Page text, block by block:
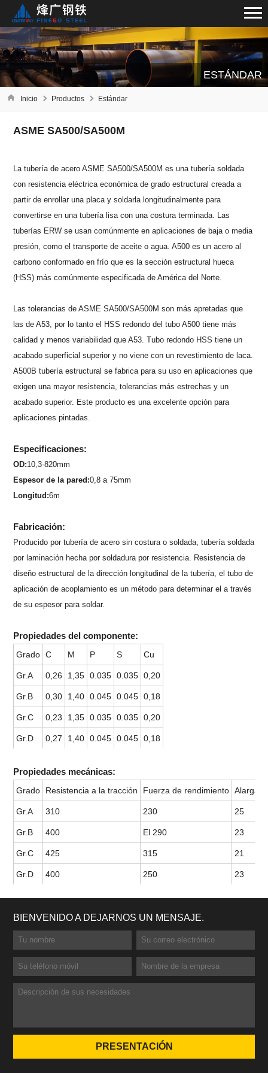
ESTÁNDAR
Inicio Productos Estándar
ASME SA500/SA500M
La tubería de acero ASME SA500/SA500M es una tubería soldada
con resistencia eléctrica económica de grado estructural creada a
partir de enrollar una placa y soldarla longitudinalmente para
convertirse en una tubería lisa con una costura terminada. Las
tuberías ERW se usan comúnmente en aplicaciones de baja o media
presión, como el transporte de aceite o agua. A500 es un acero al
carbono conformado en frío que es la sección estructural hueca
(HSS) más comúnmente especificada de América del Norte.
Las tolerancias de ASME SA500/SA500M son más apretadas que
las de A53, por lo tanto el HSS redondo del tubo A500 tiene más
calidad y menos variabilidad que A53. Tubo redondo HSS tiene un
acabado superficial superior y no viene con un revestimiento de laca.
A500B tubería estructural se fabrica para su uso en aplicaciones que
exigen una mayor resistencia, tolerancias más estrechas y un
acabado superior. Este producto es una excelente opción para
aplicaciones pintadas.
Especificaciones:
OD:10,3-820mm
Espesor de la pared:0,8 a 75mm
Longitud:6m
Fabricación:
Producido por tubería de acero sin costura o soldada, tubería soldada
por laminación hecha por soldadura por resistencia. Resistencia de
diseño estructural de la dirección longitudinal de la tubería, el tubo de
aplicación de acoplamiento es un método para determinar el a través
de su espesor para soldar.
Propiedades del componente:
Grado C M P S Cu
Gr.A 0,26 1,35 0.035 0.035 0,20
Gr.B 0,30 1,40 0.045 0.045 0,18
Gr.C 0,23 1,35 0.035 0.035 0,20
Gr.D 0,27 1,40 0.045 0.045 0,18
Propiedades mecánicas:
Grado Resistencia a la tracción Fuerza de rendimiento
Gr.A 310 230 25
Gr.B 400 El 290 23
Gr.C 425 315 21
Gr.D 400 250 23
BIENVENIDO A DEJARNOS UN MENSAJE.